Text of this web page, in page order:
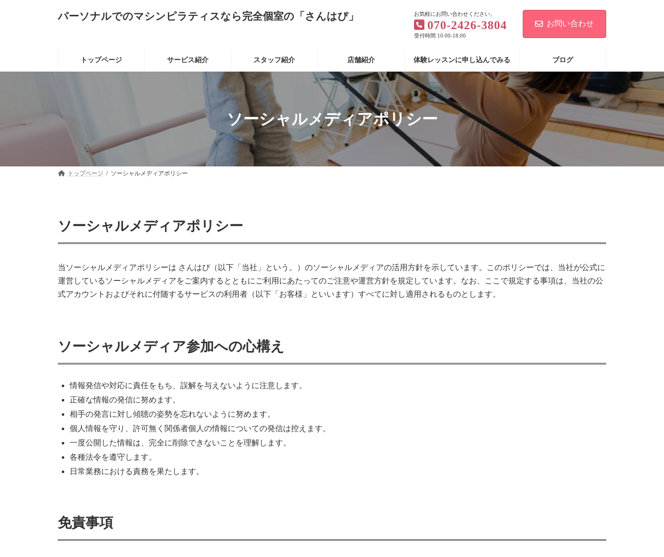
パーソナルでのマシンピラティスなら完全個室の「さんはぴ」 お気軽にお問い合わせください。
070-2426-3804
受付時間 10:00-18:00
お問い合わせ
トップページ サービス紹介 スタッフ紹介 店舗紹介 体験レッスンに申し込んでみる ブログ
ソーシャルメディアポリシー
トップページ ソーシャルメディアポリシー
ソーシャルメディアポリシー
当ソーシャルメディアポリシーは さんはぴ（以下「当社」という。）のソーシャルメディアの活用方針を示しています。このポリシーでは、当社が公式に
運営しているソーシャルメディアをご案内するとともにご利用にあたってのご注意や運営方針を規定しています。なお、ここで規定する事項は、当社の公
式アカウントおよびそれに付随するサービスの利用者（以下「お客様」といいます）すべてに対し適用されるものとします。
ソーシャルメディア参加への心構え
情報発信や対応に責任をもち、誤解を与えないように注意します。
正確な情報の発信に努めます。
相手の発言に対し傾聴の姿勢を忘れないように努めます。
個人情報を守り、許可無く関係者個人の情報についての発信は控えます。
一度公開した情報は、完全に削除できないことを理解します。
各種法令を遵守します。
日常業務における責務を果たします。
免責事項